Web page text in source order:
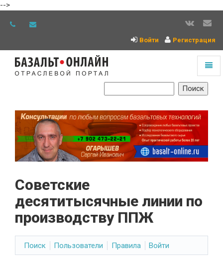
-->
Войти Регистрация
Советские
десятитысячные линии по
производству ППЖ
Поиск Пользователи Правила Войти